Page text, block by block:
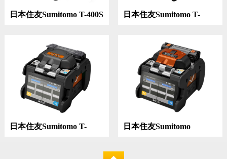
日本住友Sumitomo T-400S
日本住友Sumitomo T-
日本住友Sumitomo T-
日本住友Sumitomo